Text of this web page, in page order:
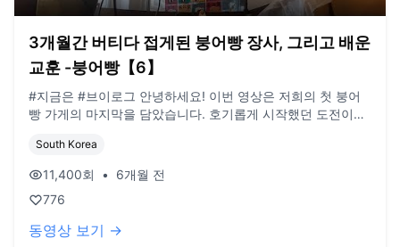
3개월간 버티다 접게된 붕어빵 장사, 그리고 배운
교훈 -붕어빵【6】
#지금은 #브이로그 안녕하세요! 이번 영상은 저희의 첫 붕어
빵 가게의 마지막을 담았습니다. 호기롭게 시작했던 도전이었
이는 가게에서 손님들을 만나며 얻은 즐거움과, 몸소 부딪히며
배운 값진 교훈들은 큰 경험이 되었습니다. 이번 실패를 발판
삼아 다음에는 더 성장한 모습으로 찾아뵙겠습니다. 앞으로 이
어질 저희의 또 다른 여정들도 함께해주세요! 감사합니다 :)
/ BGM made with Suno
South Korea
11,400회 •
6개월 전
776
동영상 보기 →